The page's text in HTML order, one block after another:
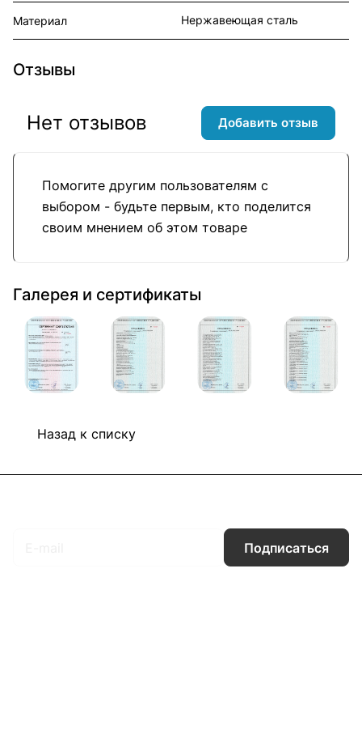
Материал Нержавеющая сталь
Отзывы
Помогите другим пользователям с
выбором - будьте первым, кто поделится
своим мнением об этом товаре
Нет отзывов Добавить отзыв
Галерея и сертификаты
Назад к списку
Подписаться